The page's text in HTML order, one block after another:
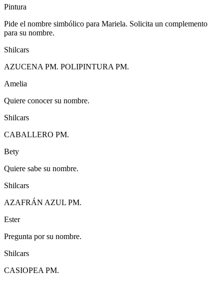
Pintura
Pide el nombre simbólico para Mariela. Solicita un complemento
para su nombre.
Shilcars
AZUCENA PM. POLIPINTURA PM.
Amelia
Quiere conocer su nombre.
Shilcars
CABALLERO PM.
Bety
Quiere sabe su nombre.
Shilcars
AZAFRÁN AZUL PM.
Ester
Pregunta por su nombre.
Shilcars
CASIOPEA PM.